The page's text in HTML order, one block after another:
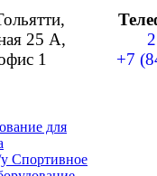
25 А,
1
+7
для
Спортивное